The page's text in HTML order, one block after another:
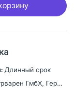
Длинный срок
Др.Тайсс Натурварен ГмбХ, Германия